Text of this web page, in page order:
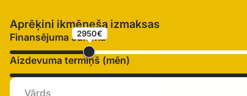
Aprēķini ikmēneša izmaksas
Finansējuma summa
2950€
Aizdevuma termiņš (mēn)